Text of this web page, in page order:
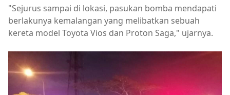
"Sejurus sampai di lokasi, pasukan bomba mendapati
berlakunya kemalangan yang melibatkan sebuah
kereta model Toyota Vios dan Proton Saga," ujarnya.